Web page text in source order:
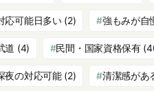
応可能日多い(2) 強もみが自
道 (4) 民間・国家資格保有
夜の対応可能(2) 清潔感があ